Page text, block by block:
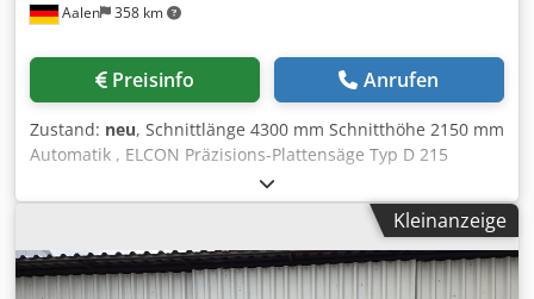
Aalen 358 km
Preisinfo Anrufen
Zustand: neu, Schnittlänge 4300 mm Schnitthöhe 2150 mm
Automatik , ELCON Präzisions-Plattensäge Typ D 215
Crodpfxoi Hc S De Aixsf ----- Schnitthöhe: vertikal 2.150mm,
horizontal 2.100mm Schnittlänge: 4.300mm -----
Technische Beschreibung: Schnitttiefe: max. 60mm
Sägeblattaustritt hinter der Platte: max. 25mm Sägeblatt:
Durchmesser 250mm, Bohrung 30mm, Z=48 Hohl-
Kleinanzeige